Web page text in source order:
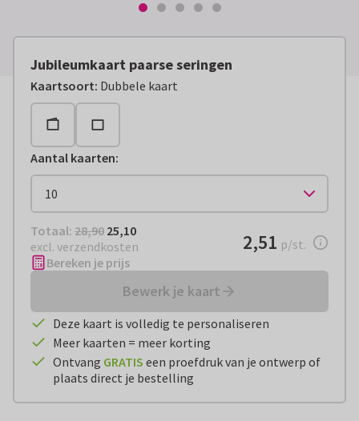
Jubileumkaart paarse seringen
Kaartsoort: Dubbele kaart
Aantal kaarten:
Totaal: € 25,10
Totaal: 28,90 25,10
excl. verzendkosten
€ 2,51 per stuk
2,51 p/st.
Bereken je prijs
Bewerk je kaart
Deze kaart is volledig te personaliseren
Meer kaarten = meer korting
Ontvang GRATIS een proefdruk van je ontwerp of
plaats direct je bestelling